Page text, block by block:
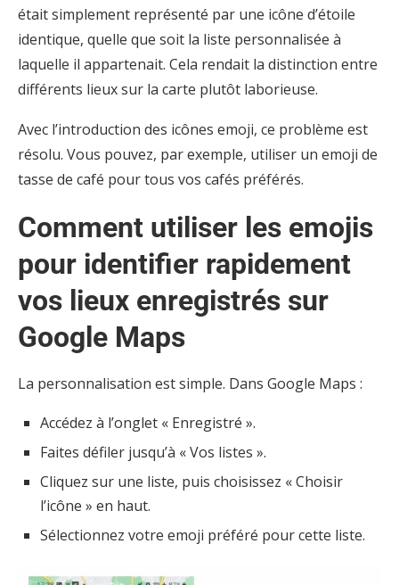
était simplement représenté par une icône d’étoile
identique, quelle que soit la liste personnalisée à
laquelle il appartenait. Cela rendait la distinction entre
différents lieux sur la carte plutôt laborieuse.
Avec l’introduction des icônes emoji, ce problème est
résolu. Vous pouvez, par exemple, utiliser un emoji de
tasse de café pour tous vos cafés préférés.
Comment utiliser les emojis
pour identifier rapidement
vos lieux enregistrés sur
Google Maps
La personnalisation est simple. Dans Google Maps :
Accédez à l’onglet « Enregistré ».
Faites défiler jusqu’à « Vos listes ».
Cliquez sur une liste, puis choisissez « Choisir
l’icône » en haut.
Sélectionnez votre emoji préféré pour cette liste.